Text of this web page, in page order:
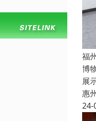
福
博
展
惠
24-